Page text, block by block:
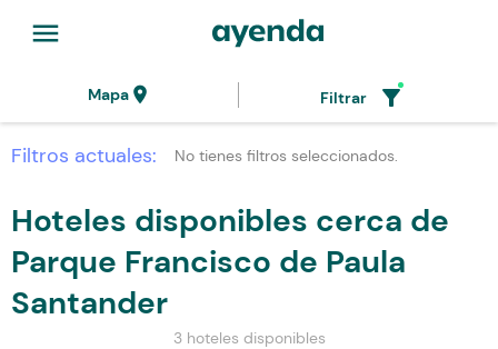
menu
Mapalocation_on Filtrar filter_alt
Filtros actuales: No tienes filtros seleccionados.
Hoteles disponibles cerca de
Parque Francisco de Paula
Santander
3 hoteles disponibles